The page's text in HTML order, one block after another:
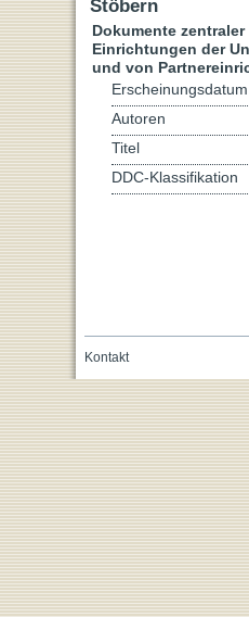
Stöbern
Dokumente zentraler
Einrichtungen der
und von
Erscheinungsdatum
Autoren
Titel
DDC-Klassifikation
Kontakt